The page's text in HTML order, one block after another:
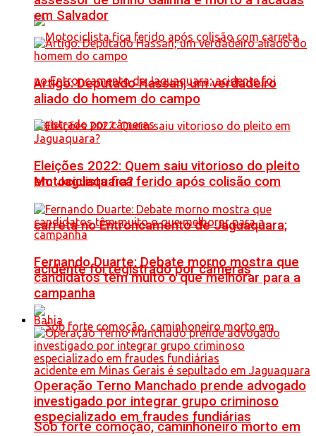
Motociclista fica ferido após colisão com
carreta no Entroncamento de Jaguaquara;
acidente foi registrado por câmeras
Sob forte comoção, caminhoneiro morto em
em Salvador
Artigo: Deputado Hassan, um verdadeiro
aliado do homem do campo
Eleições 2022: Quem saiu vitorioso do pleito
em Jaguaquara?
Fernando Duarte: Debate morno mostra que
candidatos têm muito o que melhorar para a
campanha
Bahia
Operação Terno Manchado prende advogado
investigado por integrar grupo criminoso
especializado em fraudes fundiárias